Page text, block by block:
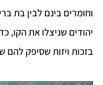
וחומרים בינם לבין בת
יהודים שניצלו את הקו,
בזכות ויזות שסיפק להם